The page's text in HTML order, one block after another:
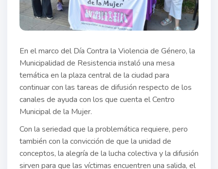
En el marco del Día Contra la Violencia de Género, la
Municipalidad de Resistencia instaló una mesa
temática en la plaza central de la ciudad para
continuar con las tareas de difusión respecto de los
canales de ayuda con los que cuenta el Centro
Municipal de la Mujer.
Con la seriedad que la problemática requiere, pero
también con la convicción de que la unidad de
conceptos, la alegría de la lucha colectiva y la difusión
sirven para que las víctimas encuentren una salida, el